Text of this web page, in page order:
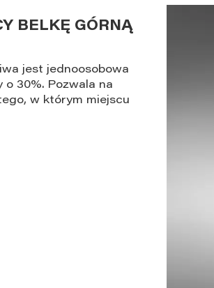
BELKĘ GÓRNĄ
jest jednoosobowa
o 30%. Pozwala na
w którym miejscu